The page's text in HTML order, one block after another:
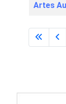
Artes